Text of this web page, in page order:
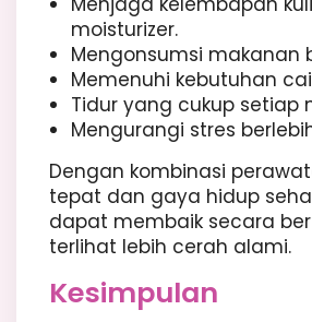
moisturizer.
Mengonsumsi makanan
Memenuhi kebutuhan
Tidur yang cukup setiap
Mengurangi stres
Dengan kombinasi
tepat dan gaya hidup
dapat membaik secara
terlihat lebih cerah alami.
Kesimpulan